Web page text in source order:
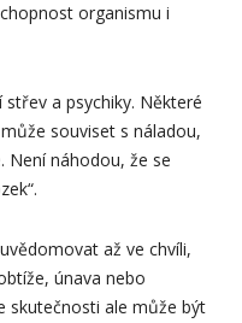
organismu i
a psychiky. Některé
souviset s náladou,
Není náhodou, že se
až ve chvíli,
únava nebo
skutečnosti ale může být